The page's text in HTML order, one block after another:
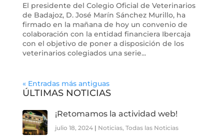
El presidente del Colegio Oficial de Veterinarios
de Badajoz, D. José Marín Sánchez Murillo, ha
firmado en la mañana de hoy un convenio de
colaboración con la entidad financiera Ibercaja
con el objetivo de poner a disposición de los
veterinarios colegiados una serie...
« Entradas más antiguas
ÚLTIMAS NOTICIAS
¡Retomamos la actividad web!
julio 18, 2024| Noticias, Todas las Noticias